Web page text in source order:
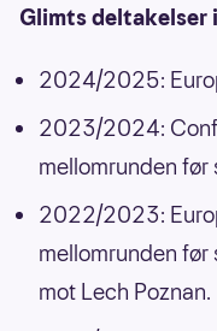
Glimts deltakelser
2024/2025:
2023/2024:
mellomrunden
2022/2023:
mellomrunden
mot Lech Poznan.